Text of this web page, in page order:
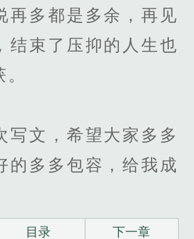
多都是多余，再见
结束了压抑的人生也
文，希望大家多多
的多多包容，给我成
目录 下一章